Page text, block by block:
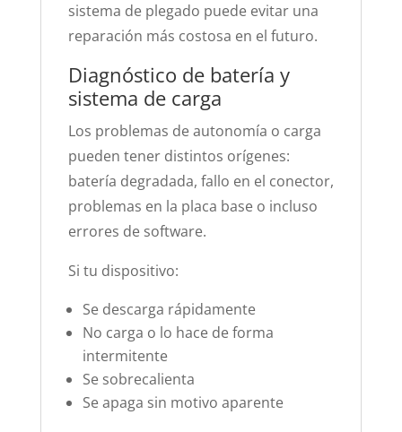
sistema de plegado puede evitar una
reparación más costosa en el futuro.
Diagnóstico de batería y
sistema de carga
Los problemas de autonomía o carga
pueden tener distintos orígenes:
batería degradada, fallo en el conector,
problemas en la placa base o incluso
errores de software.
Si tu dispositivo:
Se descarga rápidamente
No carga o lo hace de forma
intermitente
Se sobrecalienta
Se apaga sin motivo aparente